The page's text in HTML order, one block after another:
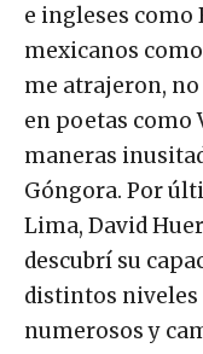
e ingleses como
mexicanos
me atrajeron, no
en poetas como
maneras
Góngora. Por
Lima, David
descubrí su
distintos niveles
numerosos y